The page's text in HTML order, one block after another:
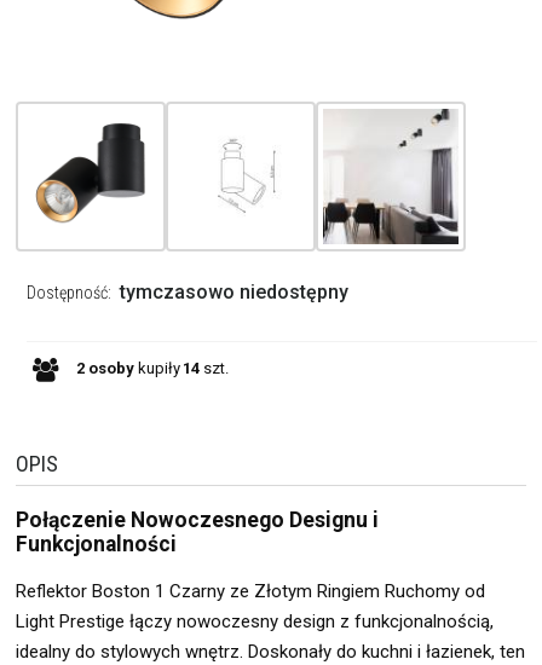
Dostępność: tymczasowo niedostępny
2 osobykupiły 14 szt.
OPIS
Połączenie Nowoczesnego Designu i
Funkcjonalności
Reflektor Boston 1 Czarny ze Złotym Ringiem Ruchomy od
Light Prestige łączy nowoczesny design z funkcjonalnością,
idealny do stylowych wnętrz. Doskonały do kuchni i łazienek, ten